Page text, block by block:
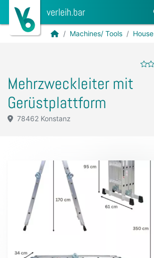
verleih.bar
Machines/ Tools House
Mehrzweckleiter mit
Gerüstplattform
78462 Konstanz